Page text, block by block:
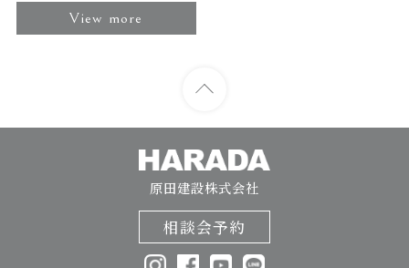
View more
原田建設株式会社
相談会予約